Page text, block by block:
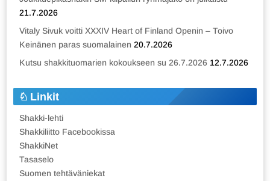
21.7.2026
Vitaly Sivuk voitti XXXIV Heart of Finland Openin – Toivo
Keinänen paras suomalainen 20.7.2026
Kutsu shakkituomarien kokoukseen su 26.7.2026 12.7.2026
Linkit
Shakki-lehti
Shakkiliitto Facebookissa
ShakkiNet
Tasaselo
Suomen tehtäväniekat